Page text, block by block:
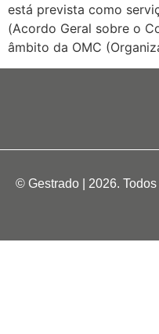
está prevista como
(Acordo Geral sobre o
âmbito da OMC
© Gestrado | 2026.